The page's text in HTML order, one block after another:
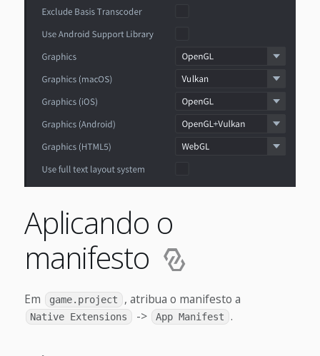
Aplicando o
manifesto
Em game.project , atribua o manifesto a
Native Extensions -> App Manifest .